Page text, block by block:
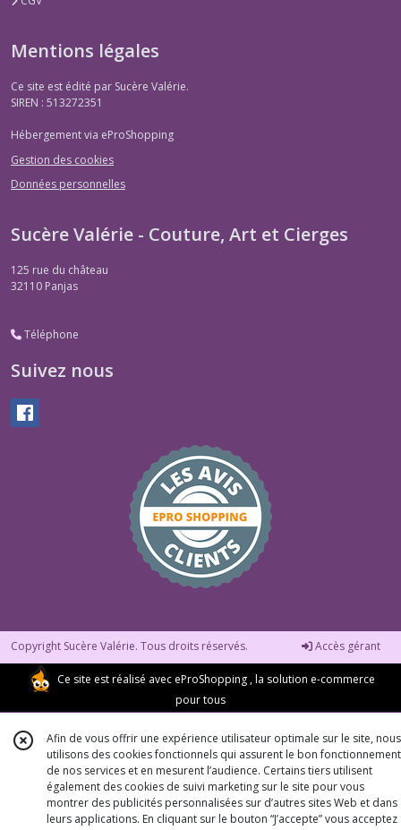
Mentions légales
Ce site est édité par Sucère Valérie.
SIREN : 513272351
Hébergement via eProShopping
Gestion des cookies
Données personnelles
Sucère Valérie - Couture, Art et Cierges
125 rue du château
32110 Panjas
Téléphone
Suivez nous
Copyright Sucère Valérie. Tous droits réservés. Accès gérant
Ce site est réalisé avec eProShopping , la solution e-commerce
pour tous
Afin de vous offrir une expérience utilisateur optimale sur le site, nous
utilisons des cookies fonctionnels qui assurent le bon fonctionnement
de nos services et en mesurent l’audience. Certains tiers utilisent
également des cookies de suivi marketing sur le site pour vous
montrer des publicités personnalisées sur d’autres sites Web et dans
leurs applications. En cliquant sur le bouton “J’accepte” vous acceptez